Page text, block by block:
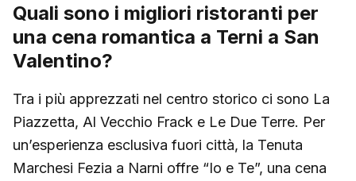
Quali sono i migliori ristoranti per
una cena romantica a Terni a San
Valentino?
Tra i più apprezzati nel centro storico ci sono La
Piazzetta, Al Vecchio Frack e Le Due Terre. Per
un’esperienza esclusiva fuori città, la Tenuta
Marchesi Fezia a Narni offre “Io e Te”, una cena